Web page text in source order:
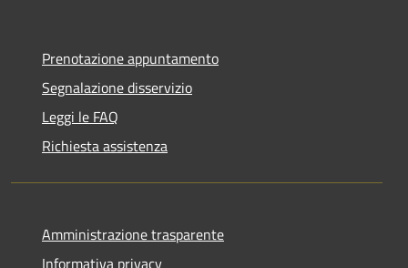
Prenotazione appuntamento
Segnalazione disservizio
Leggi le FAQ
Richiesta assistenza
Amministrazione trasparente
Informativa privacy